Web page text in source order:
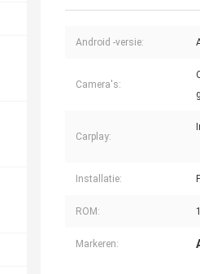
Android -versie:
Camera's:
Carplay:
Installatie:
ROM:
Markeren: